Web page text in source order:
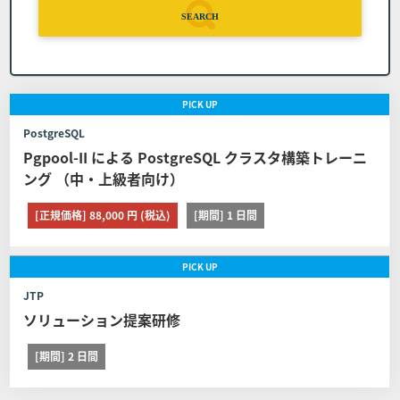
程変更は１回に限るものとします。また日程を変
更したコースの申し込みを取り消す場合は前条の
定めに関わらずコースの代金の全額をお支払いい
ただくものとします。
以下に定める通りとします。 但し、教育パンフレット等に
て日程変更可能期間を定めたコースはその定めが、また取
り消し、日程変更、証明書の発行に関する他社開催のコー
スは他社の定める契約条件がそれぞれ本条に優先して適用
SEARCH
PICKUP
PostgreSQL
Pgpool-II による PostgreSQL クラスタ構築トレーニ
ング （中・上級者向け）
[正規価格] 88,000 円 (税込) [期間] 1 日間
PICKUP
JTP
ソリューション提案研修
[期間] 2 日間